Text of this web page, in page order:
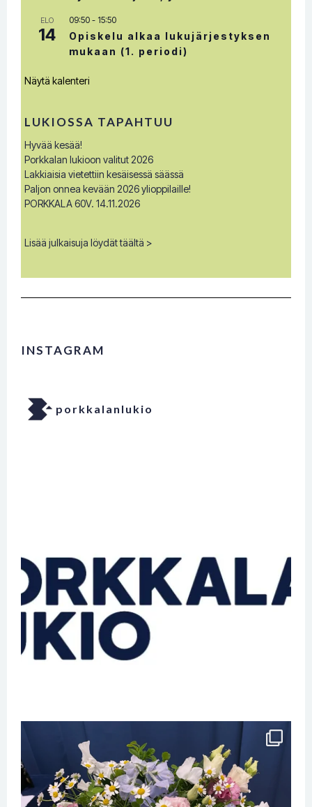
ELO
14
09:50 - 15:50
Opiskelu alkaa lukujärjestyksen
mukaan (1. periodi)
Näytä kalenteri
LUKIOSSA TAPAHTUU
Hyvää kesää!
Porkkalan lukioon valitut 2026
Lakkiaisia vietettiin kesäisessä säässä
Paljon onnea kevään 2026 ylioppilaille!
PORKKALA 60V. 14.11.2026
Lisää julkaisuja löydät täältä >
INSTAGRAM
porkkalanlukio